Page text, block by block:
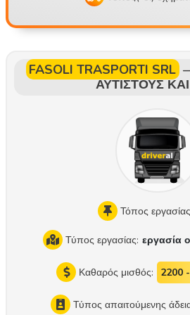
όνους για οδήγηση χωρίς ατυχήματα
μαστε μια μικρή, οικογενειακή επιχείρηση Είμαστε
ρχουν βάρδιες 2 εβδομάδων,
υτέρα της μιας εβδομάδας και
θε τρίτο Σαββατοκύριακο στο
έστης ή στο Balotaszállás Δρομολόγια: Αυστρία, Σλοβακία,
λία, Ισπανία, Πορτογαλία, Αγγλία,
υόμενη απόσταση 12.000 χλμ. / μήνα Συνήθως πλήρη φορτί
α, μερικές φορές αλλαγή παλετών Οχήματα: ένα Scania S50
0 νέας γενιάς και ένα
τημα διαχείρισης οχημάτων Παρακαλώ τους υποψηφίους να
δουν στην ιστοσελίδα το
FASOLI TRASPORTI SRL
ΑΥΤΙΣΤΟΥΣ ΚΑΙ
Τόπος
Τύπος εργασίας: εργασία
Καθαρός μισθός: 2200
Τύπος απαιτούμενης